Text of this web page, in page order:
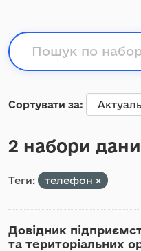
Сортувати за
2 набори
Теги: телефон
Довідник
та територіальних